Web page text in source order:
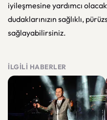
iyileşmesine yardımcı
dudaklarınızın sağlıklı,
sağlayabilirsiniz.
İLGILI HABERLER